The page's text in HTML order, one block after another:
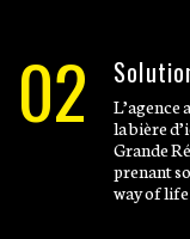
02
L’agence
la bière
Grande
prenant
way of